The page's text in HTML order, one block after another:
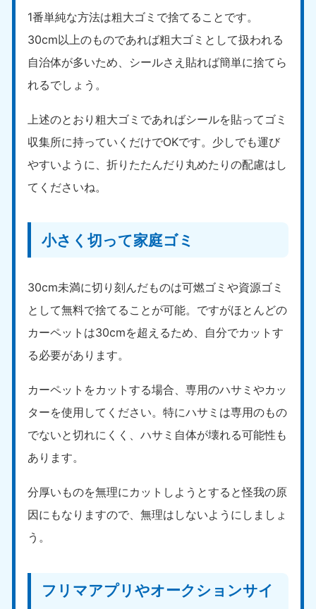
1番単純な方法は粗大ゴミで捨てることです。
30cm以上のものであれば粗大ゴミとして扱われる
自治体が多いため、シールさえ貼れば簡単に捨てら
れるでしょう。
上述のとおり粗大ゴミであればシールを貼ってゴミ
収集所に持っていくだけでOKです。少しでも運び
やすいように、折りたたんだり丸めたりの配慮はし
てくださいね。
小さく切って家庭ゴミ
30cm未満に切り刻んだものは可燃ゴミや資源ゴミ
として無料で捨てることが可能。ですがほとんどの
カーペットは30cmを超えるため、自分でカットす
る必要があります。
カーペットをカットする場合、専用のハサミやカッ
ターを使用してください。特にハサミは専用のもの
でないと切れにくく、ハサミ自体が壊れる可能性も
あります。
分厚いものを無理にカットしようとすると怪我の原
因にもなりますので、無理はしないようにしましょ
う。
フリマアプリやオークションサイ
050-1880-9893
9:00〜19:00 年中無休
050-1880-9890
9:00〜19:00 年中無休
熊本県
050-1880-9892
9:00〜19:00 年中無休
沖縄県
050-1880-9887